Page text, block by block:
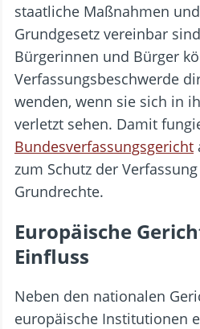
staatliche Maßnahmen
Grundgesetz vereinbar
Bürgerinnen und Bürger
Verfassungsbeschwerde
wenden, wenn sie sich in
verletzt sehen. Damit
Bundesverfassungsgericht
zum Schutz der
Grundrechte.
Europäische
Einfluss
Neben den nationalen
europäische Institutionen